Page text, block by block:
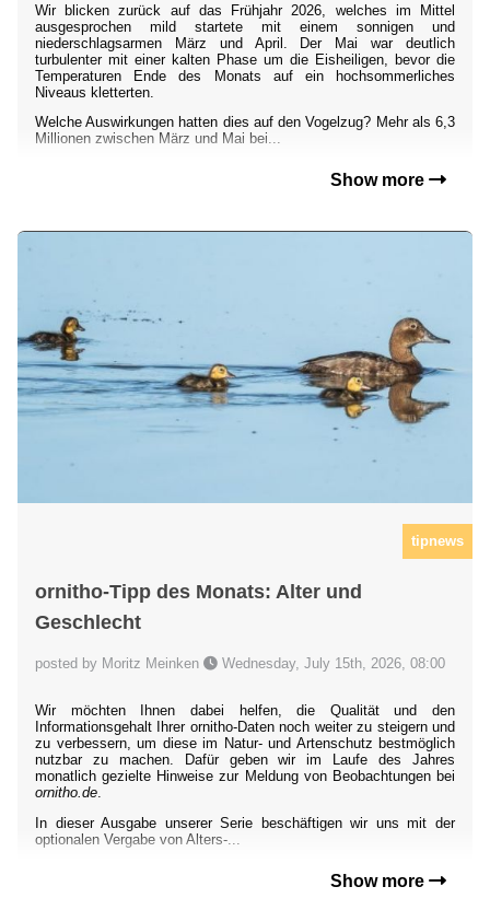
Wir blicken zurück auf das Frühjahr 2026, welches im Mittel
ausgesprochen mild startete mit einem sonnigen und
niederschlagsarmen März und April. Der Mai war deutlich
turbulenter mit einer kalten Phase um die Eisheiligen, bevor die
Temperaturen Ende des Monats auf ein hochsommerliches
Niveaus kletterten.
Welche Auswirkungen hatten dies auf den Vogelzug? Mehr als 6,3
Millionen zwischen März und Mai bei...
Show more
tipnews
ornitho-Tipp des Monats: Alter und
Geschlecht
posted by Moritz Meinken Wednesday, July 15th, 2026, 08:00
Wir möchten Ihnen dabei helfen, die Qualität und den
Informationsgehalt Ihrer ornitho-Daten noch weiter zu steigern und
zu verbessern, um diese im Natur- und Artenschutz bestmöglich
nutzbar zu machen. Dafür geben wir im Laufe des Jahres
monatlich gezielte Hinweise zur Meldung von Beobachtungen bei
ornitho.de.
In dieser Ausgabe unserer Serie beschäftigen wir uns mit der
optionalen Vergabe von Alters-...
Show more